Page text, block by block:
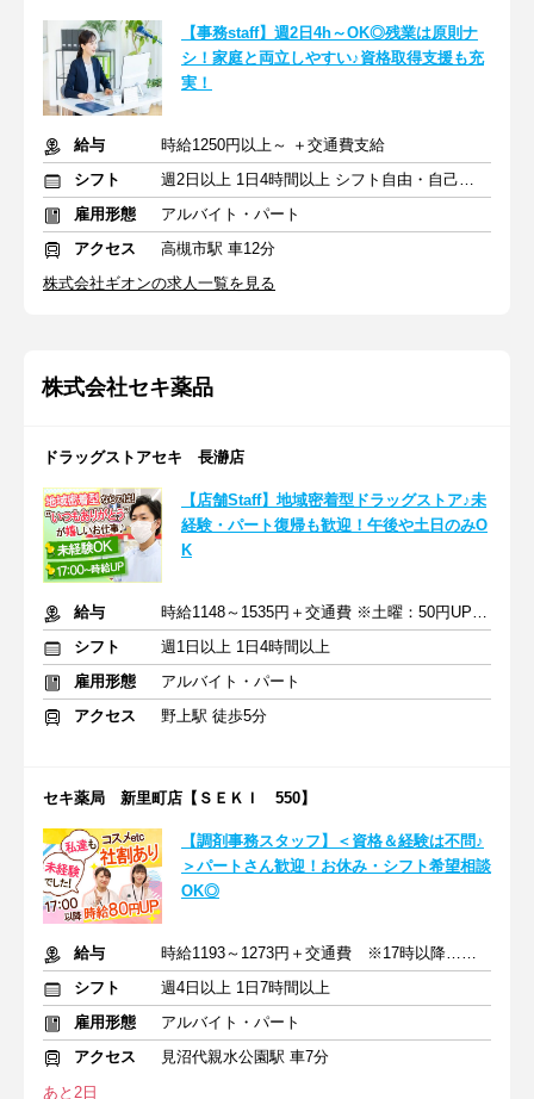
【事務staff】週2日4h～OK◎残業は原則ナ
シ！家庭と両立しやすい♪資格取得支援も充
実！
給与
時給1250円以上～ ＋交通費支給
シフト
週2日以上 1日4時間以上 シフト自由・自己申告
雇用形態
アルバイト・パート
アクセス
高槻市駅 車12分
株式会社ギオンの求人一覧を見る
株式会社セキ薬品
ドラッグストアセキ 長瀞店
【店舗Staff】地域密着型ドラッグストア♪未
経験・パート復帰も歓迎！午後や土日のみO
K
給与
時給1148～1535円＋交通費 ※土曜：50円UP/日曜・祝日：100円UP
シフト
週1日以上 1日4時間以上
雇用形態
アルバイト・パート
アクセス
野上駅 徒歩5分
セキ薬局 新里町店【ＳＥＫＩ 550】
【調剤事務スタッフ】＜資格＆経験は不問♪
＞パートさん歓迎！お休み・シフト希望相談
OK◎
給与
時給1193～1273円＋交通費 ※17時以降…時給80円UP
シフト
週4日以上 1日7時間以上
雇用形態
アルバイト・パート
アクセス
見沼代親水公園駅 車7分
あと2日